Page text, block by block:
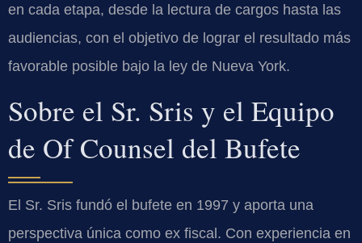
en cada etapa, desde la lectura de cargos hasta las
audiencias, con el objetivo de lograr el resultado más
favorable posible bajo la ley de Nueva York.
Sobre el Sr. Sris y el Equipo
de Of Counsel del Bufete
El Sr. Sris fundó el bufete en 1997 y aporta una
perspectiva única como ex fiscal. Con experiencia en